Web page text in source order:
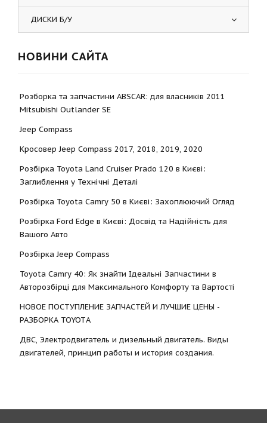
ДИСКИ Б/У
НОВИНИ САЙТА
Розборка та запчастини ABSCAR: для власників 2011
Mitsubishi Outlander SE
Jeep Compass
Кросовер Jeep Compass 2017, 2018, 2019, 2020
Розбірка Toyota Land Cruiser Prado 120 в Києві:
Заглиблення у Технічні Деталі
Розбірка Toyota Camry 50 в Києві: Захоплюючий Огляд
Розбірка Ford Edge в Києві: Досвід та Надійність для
Вашого Авто
Розбірка Jeep Compass
Toyota Camry 40: Як знайти Ідеальні Запчастини в
Авторозбірці для Максимального Комфорту та Вартості
НОВОЕ ПОСТУПЛЕНИЕ ЗАПЧАСТЕЙ И ЛУЧШИЕ ЦЕНЫ -
РАЗБОРКА TOYOTА
ДВС, Электродвигатель и дизельный двигатель. Виды
двигателей, принцип работы и история создания.